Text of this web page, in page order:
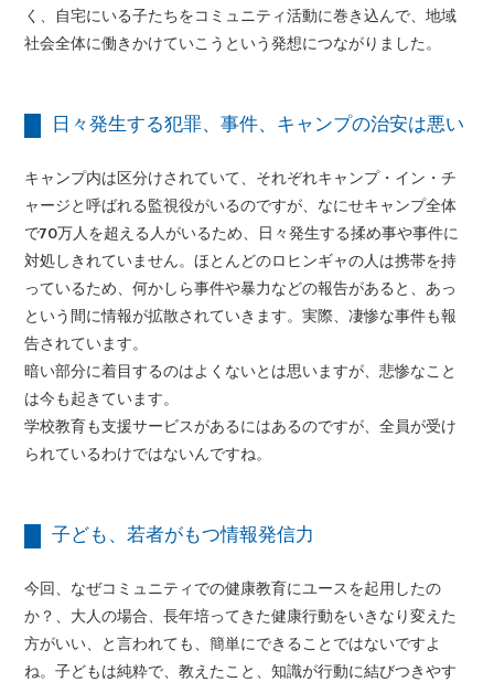
く、自宅にいる子たちをコミュニティ活動に巻き込んで、地域
社会全体に働きかけていこうという発想につながりました。
日々発生する犯罪、事件、キャンプの治安は悪い
キャンプ内は区分けされていて、それぞれキャンプ・イン・チ
ャージと呼ばれる監視役がいるのですが、なにせキャンプ全体
で70万人を超える人がいるため、日々発生する揉め事や事件に
対処しきれていません。ほとんどのロヒンギャの人は携帯を持
っているため、何かしら事件や暴力などの報告があると、あっ
という間に情報が拡散されていきます。実際、凄惨な事件も報
告されています。
暗い部分に着目するのはよくないとは思いますが、悲惨なこと
は今も起きています。
学校教育も支援サービスがあるにはあるのですが、全員が受け
られているわけではないんですね。
子ども、若者がもつ情報発信力
今回、なぜコミュニティでの健康教育にユースを起用したの
か？、大人の場合、長年培ってきた健康行動をいきなり変えた
方がいい、と言われても、簡単にできることではないですよ
ね。子どもは純粋で、教えたこと、知識が行動に結びつきやす